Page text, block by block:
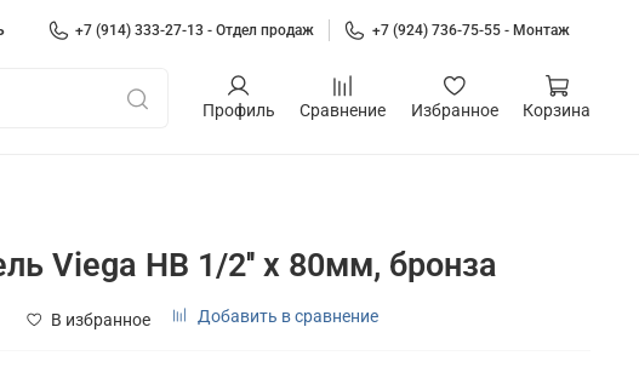
+7 (914) 333-27-13 - Отдел продаж +7 (924) 736-75-55 - Монтаж
Профиль Сравнение Избранное Корзина
Viega НВ 1/2'' x 80мм, бронза
В избранное Добавить в сравнение